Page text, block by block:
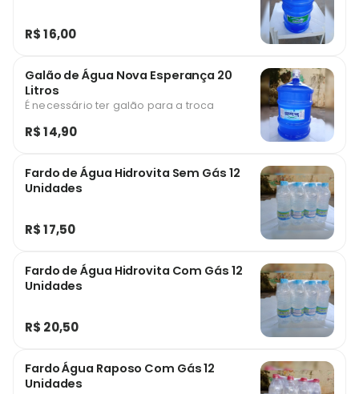
R$ 16,00
Galão de Água Nova Esperança 20
Litros
É necessário ter galão para a troca
R$ 14,90
Fardo de Água Hidrovita Sem Gás 12
Unidades
R$ 17,50
Fardo de Água Hidrovita Com Gás 12
Unidades
R$ 20,50
Fardo Água Raposo Com Gás 12
Unidades